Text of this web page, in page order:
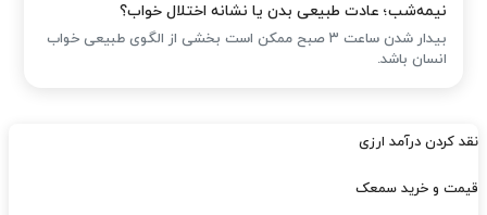
نیمه‌شب؛ عادت طبیعی بدن یا نشانه اختلال خواب؟
بیدار شدن ساعت ۳ صبح ممکن است بخشی از الگوی طبیعی خواب
انسان باشد.
نقد کردن درآمد ارزی
قیمت و خرید سمعک